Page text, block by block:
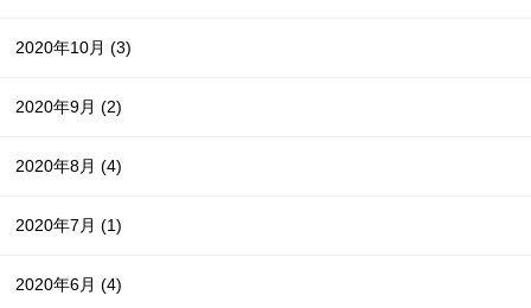
2020年10月(3)
2020年9月(2)
2020年8月(4)
2020年7月(1)
2020年6月(4)